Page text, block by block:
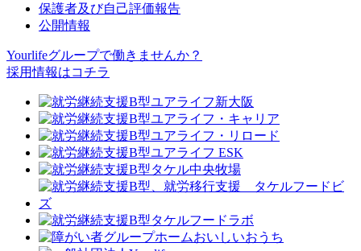
保護者及び自己評価報告
公開情報
Yourlifeグループで働きませんか？
採用情報はコチラ